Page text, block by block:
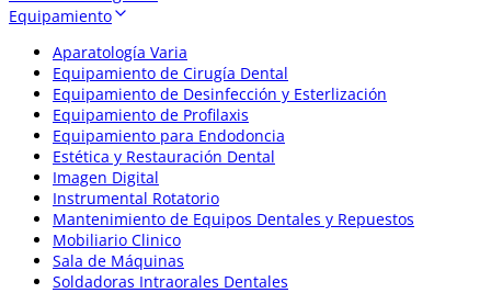
Equipamiento
Aparatología Varia
Equipamiento de Cirugía Dental
Equipamiento de Desinfección y Esterlización
Equipamiento de Profilaxis
Equipamiento para Endodoncia
Estética y Restauración Dental
Imagen Digital
Instrumental Rotatorio
Mantenimiento de Equipos Dentales y Repuestos
Mobiliario Clinico
Sala de Máquinas
Soldadoras Intraorales Dentales